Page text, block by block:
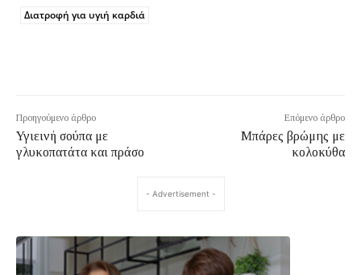
Διατροφή για υγιή καρδιά
Προηγούμενο άρθρο
Υγιεινή σούπα με
γλυκοπατάτα και πράσο
Επόμενο άρθρο
Μπάρες βρώμης με
κολοκύθα
- Advertisement -